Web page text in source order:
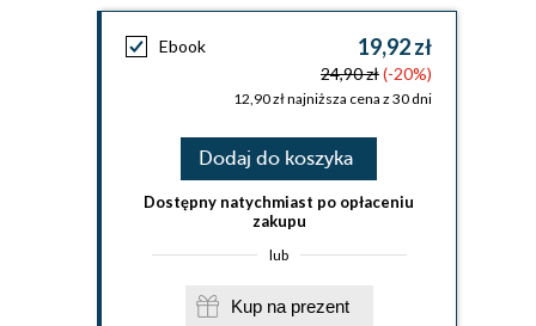
Ebook 19,92 zł
24,90 zł(-20%)
12,90 zł najniższa cena z 30 dni
Dodaj do koszyka
Dostępny natychmiast po opłaceniu
zakupu
lub
Kup na prezent